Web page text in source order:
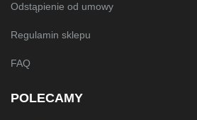
Odstąpienie od umowy
Regulamin sklepu
FAQ
POLECAMY